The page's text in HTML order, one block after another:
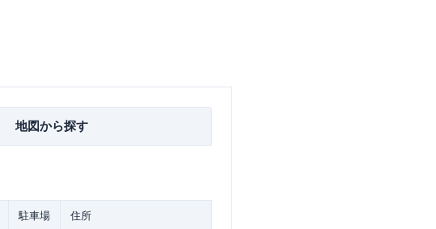
地図から探す
駐車場 住所